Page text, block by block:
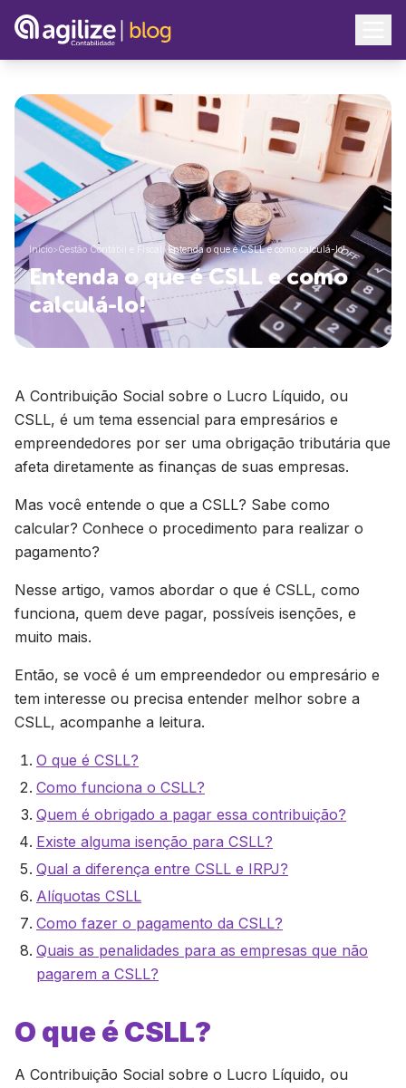
Início>Gestão Contábil e Fiscal >Entenda o que é CSLL e como calculá-lo!
Entenda o que é CSLL e como
calculá-lo!
A Contribuição Social sobre o Lucro Líquido, ou
CSLL, é um tema essencial para empresários e
empreendedores por ser uma obrigação tributária que
afeta diretamente as finanças de suas empresas.
Mas você entende o que a CSLL? Sabe como
calcular? Conhece o procedimento para realizar o
pagamento?
Nesse artigo, vamos abordar o que é CSLL, como
funciona, quem deve pagar, possíveis isenções, e
muito mais.
Então, se você é um empreendedor ou empresário e
tem interesse ou precisa entender melhor sobre a
CSLL, acompanhe a leitura.
O que é CSLL?
Como funciona o CSLL?
Quem é obrigado a pagar essa contribuição?
Existe alguma isenção para CSLL?
Qual a diferença entre CSLL e IRPJ?
Alíquotas CSLL
Como fazer o pagamento da CSLL?
Quais as penalidades para as empresas que não
pagarem a CSLL?
O que é CSLL?
A Contribuição Social sobre o Lucro Líquido, ou